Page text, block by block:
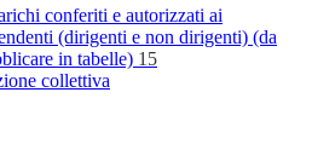
conferiti e autorizzati ai
(dirigenti e non dirigenti) (da
in tabelle) 15
collettiva